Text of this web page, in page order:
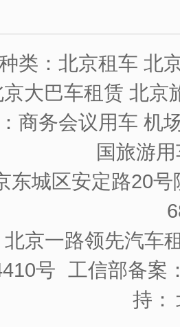
类：北京租车 北
大巴车租赁 北京
商务会议用车 机
国旅游
东城区安定路20
北京一路领先汽车
号 工信部备案
持：